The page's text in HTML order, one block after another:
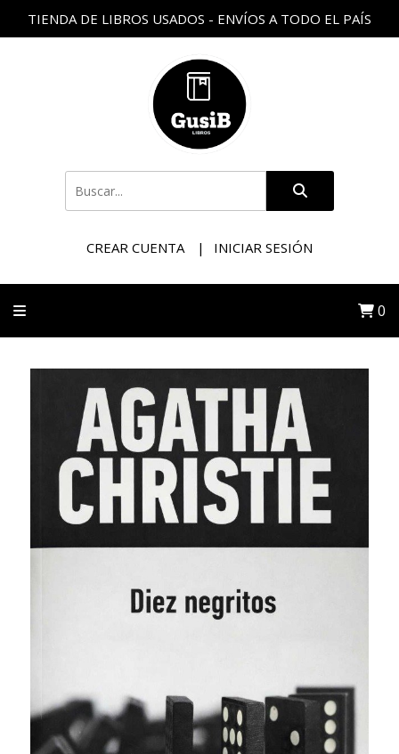
TIENDA DE LIBROS USADOS - ENVÍOS A TODO EL PAÍS
CREAR CUENTA INICIAR SESIÓN
0